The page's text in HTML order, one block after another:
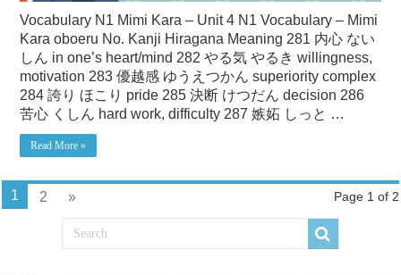
Vocabulary N1 Mimi Kara – Unit 4 N1 Vocabulary – Mimi
Kara oboeru No. Kanji Hiragana Meaning 281 内心 ない
しん in one’s heart/mind 282 やる気 やるき willingness,
motivation 283 優越感 ゆうえつかん superiority complex
284 誇り ほこり pride 285 決断 けつだん decision 286
苦心 くしん hard work, difficulty 287 嫉妬 しっと …
Read More »
Page 1 of 2
1 2 »